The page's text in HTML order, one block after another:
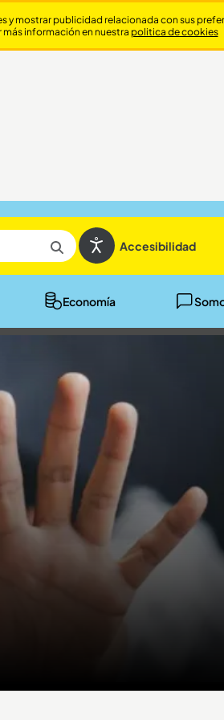
Accesibilidad
Economía
mostrar publicidad relacionada con sus
información en nuestra politica de cookies